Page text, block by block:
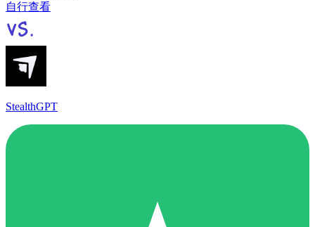
自行查看
StealthGPT